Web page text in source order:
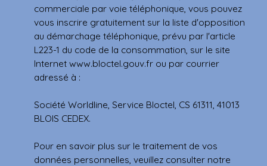
commerciale par voie téléphonique, vous pouvez
vous inscrire gratuitement sur la liste d'opposition
au démarchage téléphonique, prévu par l'article
L223-1 du code de la consommation, sur le site
Internet www.bloctel.gouv.fr ou par courrier
adressé à :
Société Worldline, Service Bloctel, CS 61311, 41013
BLOIS CEDEX.
Pour en savoir plus sur le traitement de vos
données personnelles, veuillez consulter notre